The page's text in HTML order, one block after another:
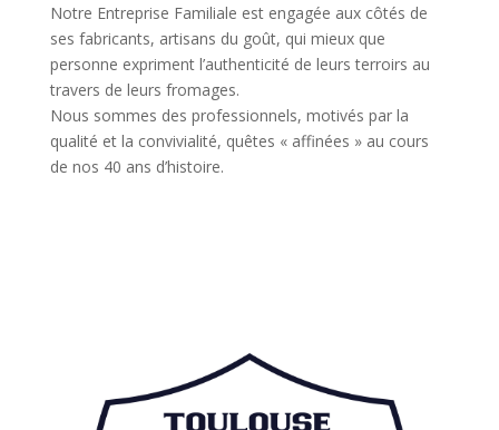
Notre Entreprise Familiale est engagée aux côtés de
ses fabricants, artisans du goût, qui mieux que
personne expriment l’authenticité de leurs terroirs au
travers de leurs fromages.
Nous sommes des professionnels, motivés par la
qualité et la convivialité, quêtes « affinées » au cours
de nos 40 ans d’histoire.